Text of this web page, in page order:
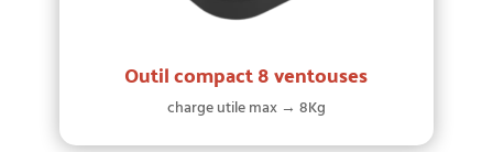
Outil compact 8 ventouses
charge utile max → 8Kg